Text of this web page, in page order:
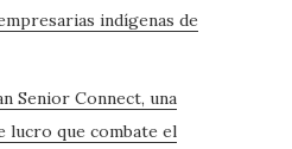
indígenas de
Senior Connect, una
lucro que combate el